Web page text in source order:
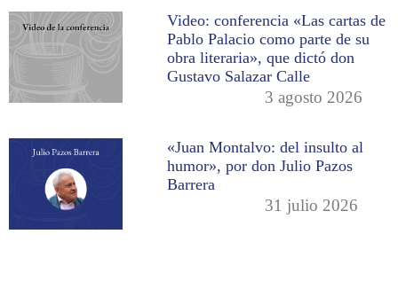
Video: conferencia «Las cartas de
Pablo Palacio como parte de su
obra literaria», que dictó don
Gustavo Salazar Calle
3 agosto 2026
«Juan Montalvo: del insulto al
humor», por don Julio Pazos
Barrera
31 julio 2026